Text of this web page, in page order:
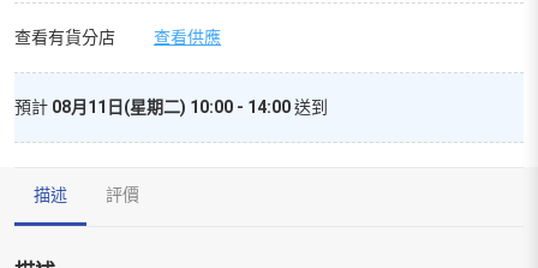
豆
腐
砂
(6.5L)
PetPal
數
量
查看有貨分店 查看供應
預計 08月11日(星期二) 10:00 - 14:00送到
描述 評價